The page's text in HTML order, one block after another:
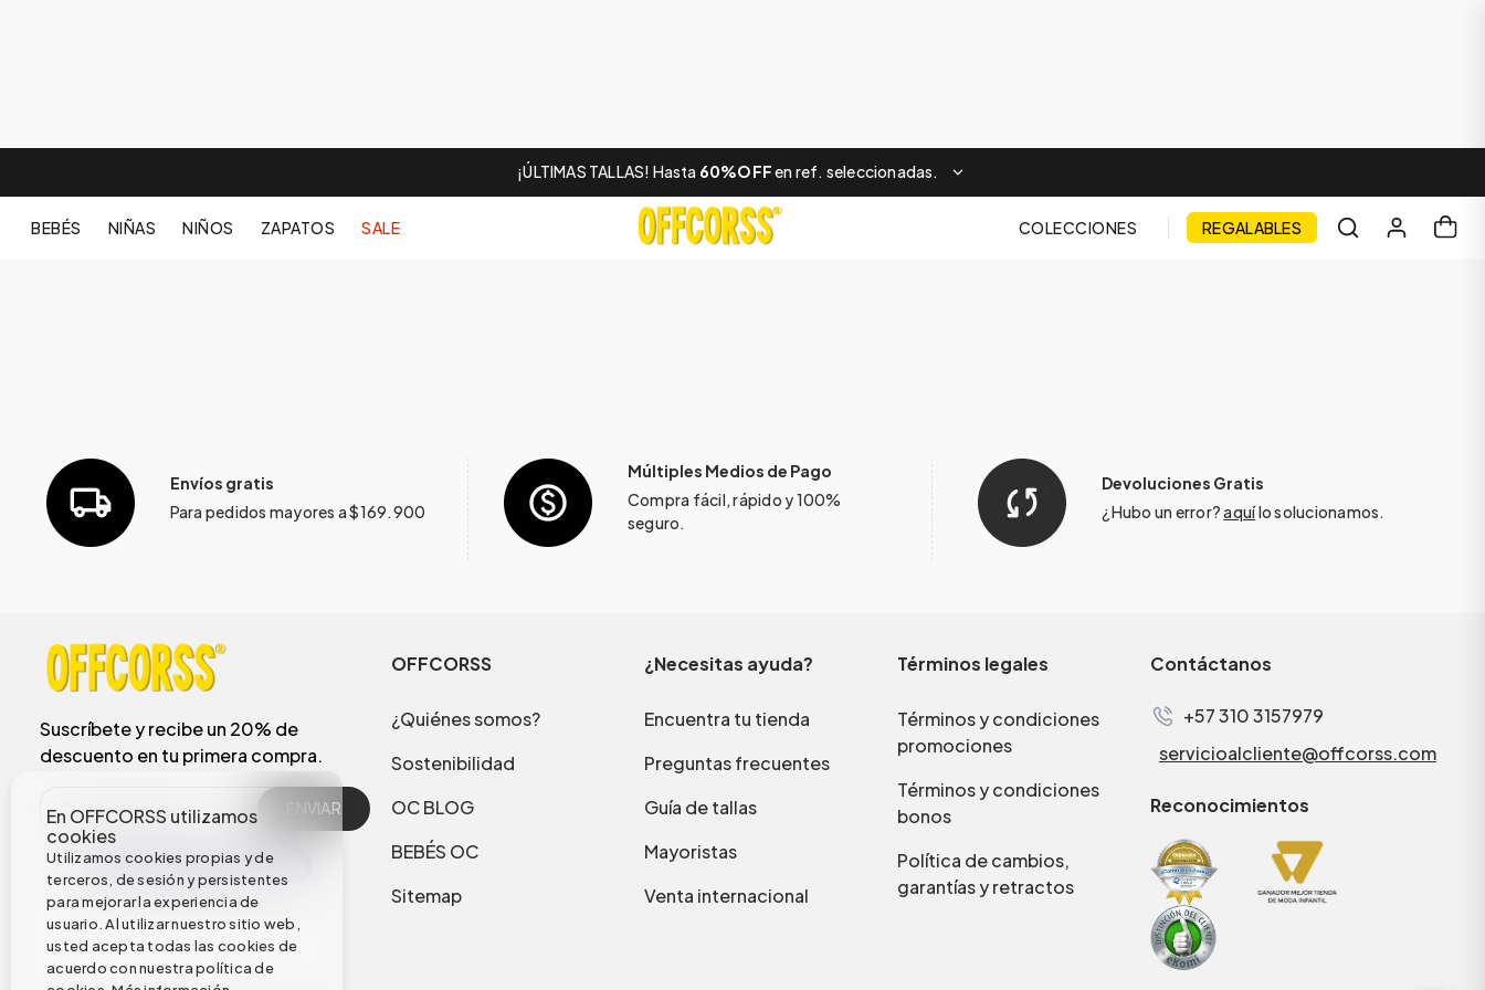
¡ÚLTIMAS TALLAS! Hasta 60%OFFen ref. seleccionadas.
BEBÉS NIÑAS NIÑOS ZAPATOS SALE COLECCIONES REGALABLES
En OFFCORSS utilizamos
cookies
Utilizamos cookies propias y de
terceros, de sesión y persistentes
para mejorar la experiencia de
usuario. Al utilizar nuestro sitio web,
usted acepta todas las cookies de
acuerdo con nuestra política de
Envíos gratis
Para pedidos mayores a $169.900
Múltiples Medios de Pago
Compra fácil, rápido y 100%
seguro.
Devoluciones Gratis
¿Hubo un error?aquílo solucionamos.
Suscríbete y recibe un 20% de
descuento en tu primera compra.
ENVIAR
OFFCORSS
¿Quiénes somos?
Sostenibilidad
OC BLOG
BEBÉS OC
Sitemap
¿Necesitas ayuda?
Encuentra tu tienda
Preguntas frecuentes
Guía de tallas
Mayoristas
Venta internacional
Términos legales
Términos y condiciones
promociones
Términos y condiciones
bonos
Política de cambios,
garantías y retractos
Contáctanos
+57 310 3157979
servicioalcliente@offcorss.com
Reconocimientos